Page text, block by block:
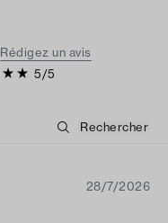
Rédigez un avis
5/5
28/7/2026